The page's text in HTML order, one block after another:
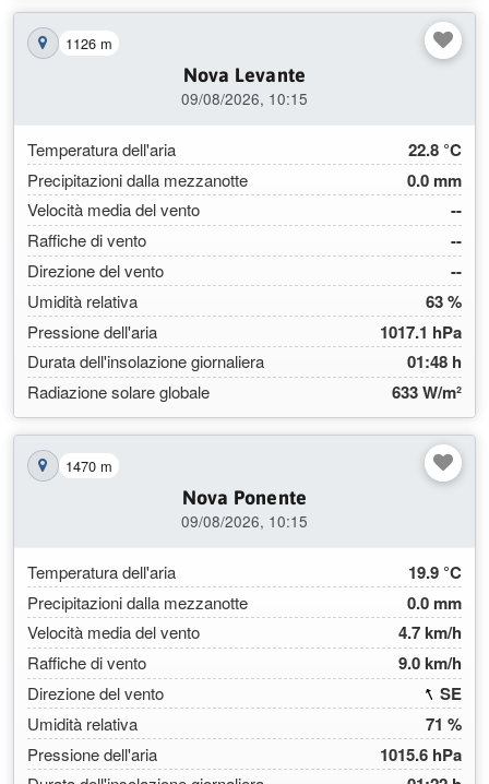
Mostra la stazione sulla mappa
1126 m
Nova Levante
09/08/2026, 10:15
Temperatura dell'aria 22.8 °C
Precipitazioni dalla mezzanotte 0.0 mm
Velocità media del vento --
Raffiche di vento --
Direzione del vento --
Umidità relativa 63 %
Pressione dell'aria 1017.1 hPa
Durata dell'insolazione giornaliera 01:48 h
Radiazione solare globale 633 W/m²
Mostra la stazione sulla mappa
1470 m
Nova Ponente
09/08/2026, 10:15
Temperatura dell'aria 19.9 °C
Precipitazioni dalla mezzanotte 0.0 mm
Velocità media del vento 4.7 km/h
Raffiche di vento 9.0 km/h
Direzione del vento SE
Umidità relativa
71 %
Pressione dell'aria 1015.6 hPa